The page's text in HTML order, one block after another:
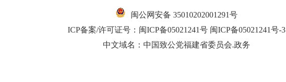
闽公网安备 35010202001291号
ICP备案/许可证号： 闽ICP备05021241号 闽ICP备05021241号-3
中文域名：中国致公党福建省委员会.政务